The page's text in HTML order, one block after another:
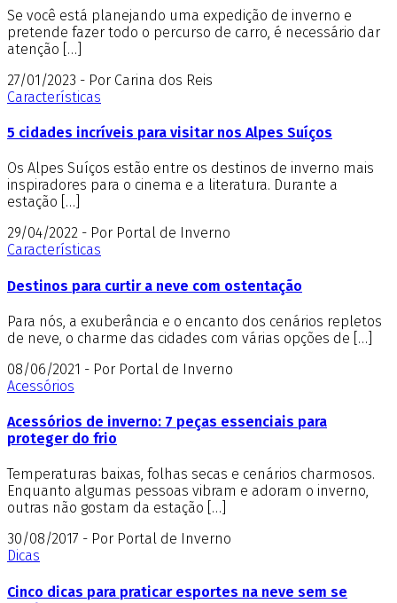
Se você está planejando uma expedição de inverno e
pretende fazer todo o percurso de carro, é necessário dar
atenção […]
27/01/2023 - Por Carina dos Reis
Características
5 cidades incríveis para visitar nos Alpes Suíços
Os Alpes Suíços estão entre os destinos de inverno mais
inspiradores para o cinema e a literatura. Durante a
estação […]
29/04/2022 - Por Portal de Inverno
Características
Destinos para curtir a neve com ostentação
Para nós, a exuberância e o encanto dos cenários repletos
de neve, o charme das cidades com várias opções de […]
08/06/2021 - Por Portal de Inverno
Acessórios
Acessórios de inverno: 7 peças essenciais para
proteger do frio
Temperaturas baixas, folhas secas e cenários charmosos.
Enquanto algumas pessoas vibram e adoram o inverno,
outras não gostam da estação […]
30/08/2017 - Por Portal de Inverno
Dicas
Cinco dicas para praticar esportes na neve sem se